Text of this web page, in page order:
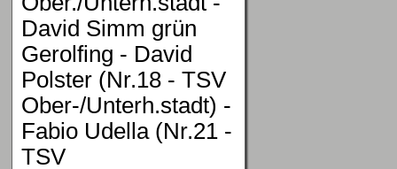
David Simm grün
Gerolfing - David
Polster (Nr.18 - TSV
Ober-/Unterh.stadt) -
Fabio Udella (Nr.21 -
TSV